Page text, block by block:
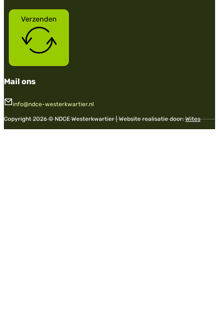
Verzenden
Mail ons
info@ndce-westerkwartier.nl
Copyright 2026 © NDCE Westerkwartier | Website realisatie door:Wites